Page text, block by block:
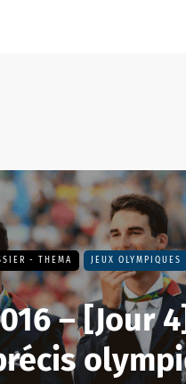
- THEMA JEUX OLYMPIQUES
– [Jour